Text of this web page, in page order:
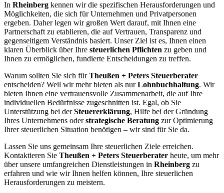
In Rheinberg kennen wir die spezifischen Herausforderungen und
Möglichkeiten, die sich für Unternehmen und Privatpersonen
ergeben. Daher legen wir großen Wert darauf, mit Ihnen eine
Partnerschaft zu etablieren, die auf Vertrauen, Transparenz und
gegenseitigem Verständnis basiert. Unser Ziel ist es, Ihnen einen
klaren Überblick über Ihre steuerlichen Pflichten zu geben und
Ihnen zu ermöglichen, fundierte Entscheidungen zu treffen.
Warum sollten Sie sich fürTheußen + Peters Steuerberater
entscheiden? Weil wir mehr bieten als nurLohnbuchhaltung. Wir
bieten Ihnen eine vertrauensvolle Zusammenarbeit, die auf Ihre
individuellen Bedürfnisse zugeschnitten ist. Egal, ob Sie
Unterstützung bei derSteuererklärung, Hilfe bei der Gründung
Ihres Unternehmens oderstrategische Beratung zur Optimierung
Ihrer steuerlichen Situation benötigen – wir sind für Sie da.
Lassen Sie uns gemeinsam Ihre steuerlichen Ziele erreichen.
Kontaktieren Sie Theußen + Peters Steuerberater heute, um mehr
über unsere umfangreichen Dienstleistungen in Rheinberg zu
erfahren und wie wir Ihnen helfen können, Ihre steuerlichen
Herausforderungen zu meistern.